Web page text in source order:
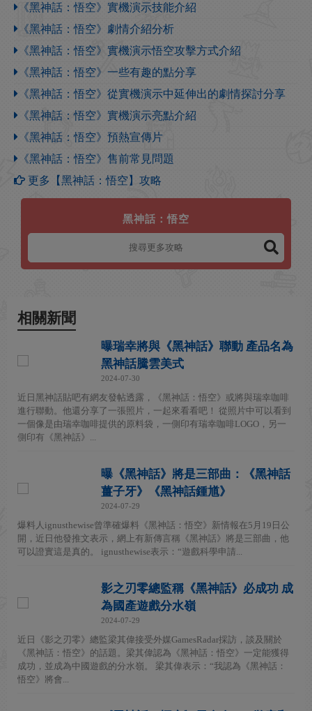
《黑神話：悟空》實機演示技能介紹
《黑神話：悟空》劇情介紹分析
《黑神話：悟空》實機演示悟空攻擊方式介紹
《黑神話：悟空》一些有趣的點分享
《黑神話：悟空》從實機演示中延伸出的劇情探討分享
《黑神話：悟空》實機演示亮點介紹
《黑神話：悟空》預熱宣傳片
《黑神話：悟空》售前常見問題
更多【黑神話：悟空】攻略
黑神話：悟空
相關新聞
曝瑞幸將與《黑神話》聯動 產品名為
黑神話騰雲美式
2024-07-30
近日黑神話貼吧有網友發帖透露，《黑神話：悟空》或將與瑞幸咖啡
進行聯動。他還分享了一張照片，一起來看看吧！ 從照片中可以看到
一個像是由瑞幸咖啡提供的原料袋，一側印有瑞幸咖啡LOGO，另一
側印有《黑神話》...
曝《黑神話》將是三部曲：《黑神話
薑子牙》《黑神話鍾馗》
2024-07-29
爆料人ignusthewise曾準確爆料《黑神話：悟空》新情報在5月19日公
開，近日他發推文表示，網上有新傳言稱《黑神話》將是三部曲，他
可以證實這是真的。 ignusthewise表示：“遊戲科學申請...
影之刃零總監稱《黑神話》必成功 成
為國產遊戲分水嶺
2024-07-29
近日《影之刃零》總監梁其偉接受外媒GamesRadar採訪，談及關於
《黑神話：悟空》的話題。梁其偉認為《黑神話：悟空》一定能獲得
成功，並成為中國遊戲的分水嶺。 梁其偉表示：“我認為《黑神話：
悟空》將會...